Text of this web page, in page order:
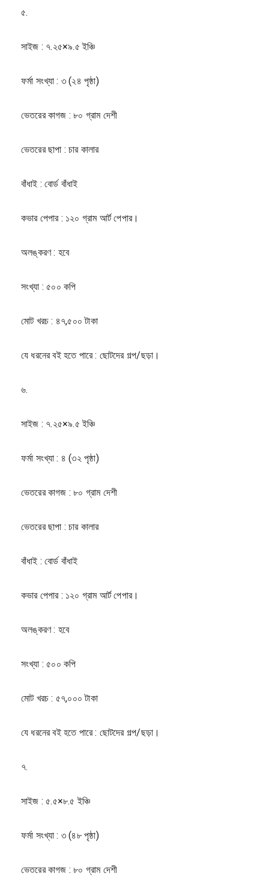
৫.
সাইজ : ৭.২৫×৯.৫ ইঞ্চি
ফর্মা সংখ্যা : ৩ (২৪ পৃষ্ঠা)
ভেতরের কাগজ : ৮০ গ্রাম দেশী
ভেতরের ছাপা : চার কালার
বাঁধাই : বোর্ড বাঁধাই
কভার পেপার : ১২০ গ্রাম আর্ট পেপার।
অলঙ্করণ : হবে
সংখ্যা : ৫০০ কপি
মোট খরচ : ৪৭,৫০০ টাকা
যে ধরনের বই হতে পারে : ছোটদের গল্প/ছড়া।
৬.
সাইজ : ৭.২৫×৯.৫ ইঞ্চি
ফর্মা সংখ্যা : ৪ (৩২ পৃষ্ঠা)
ভেতরের কাগজ : ৮০ গ্রাম দেশী
ভেতরের ছাপা : চার কালার
বাঁধাই : বোর্ড বাঁধাই
কভার পেপার : ১২০ গ্রাম আর্ট পেপার।
অলঙ্করণ : হবে
সংখ্যা : ৫০০ কপি
মোট খরচ : ৫৭,০০০ টাকা
যে ধরনের বই হতে পারে : ছোটদের গল্প/ছড়া।
৭.
সাইজ : ৫.৫×৮.৫ ইঞ্চি
ফর্মা সংখ্যা : ৩ (৪৮ পৃষ্ঠা)
ভেতরের কাগজ : ৮০ গ্রাম দেশী